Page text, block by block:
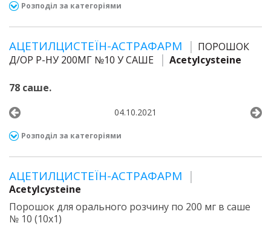
Розподіл за категоріями
АЦЕТИЛЦИСТЕЇН-АСТРАФАРМ
ПОРОШОК
Д/ОР Р-НУ 200МГ №10 У САШЕ
Acetylcysteine
78 саше.
04.10.2021
Розподіл за категоріями
АЦЕТИЛЦИСТЕЇН-АСТРАФАРМ
Acetylcysteine
Порошок для орального розчину по 200 мг в саше
№ 10 (10х1)